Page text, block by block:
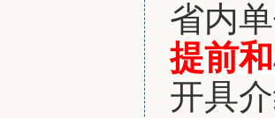
省内
提前
开具